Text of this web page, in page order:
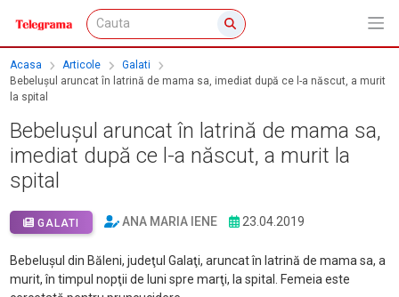
Acasa Articole
Galati
Bebeluşul aruncat în latrină de mama sa, imediat după ce l-a născut, a murit
la spital
Bebeluşul aruncat în latrină de mama sa,
imediat după ce l-a născut, a murit la
spital
GALATI ANA MARIA IENE 23.04.2019
Bebeluşul din Băleni, judeţul Galaţi, aruncat în latrină de mama sa, a
murit, în timpul nopţii de luni spre marţi, la spital. Femeia este